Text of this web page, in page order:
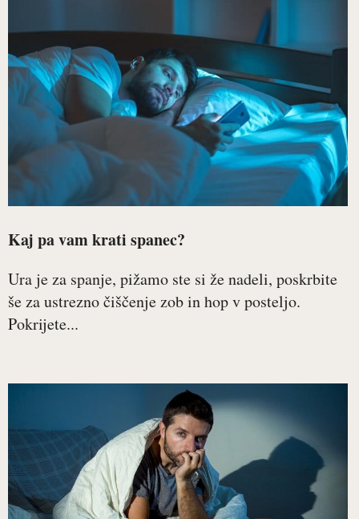
Kaj pa vam krati spanec?
Ura je za spanje, pižamo ste si že nadeli, poskrbite
še za ustrezno čiščenje zob in hop v posteljo.
Pokrijete...